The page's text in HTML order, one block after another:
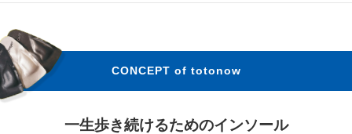
CONCEPT of totonow
一生歩き続けるためのインソール